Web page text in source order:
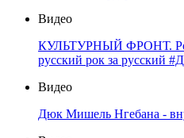
Видео
КУЛЬТУРНЫЙ ФРОНТ.
русский рок за русский
Видео
Дюк Мишель Нгебана -